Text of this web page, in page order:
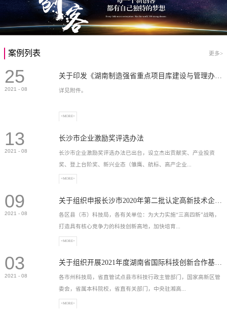
案例列表 更多>
25
2021 - 08 详见附件。
+MORE+
13
2021 - 08
长沙市企业激励奖评选办法
长沙市企业激励奖评选办法已出台，设立杰出贡献奖、产业投资
奖、登上台阶奖、新兴业态（雏鹰、航标、高产企业...
）奖等，最高奖励2...
+MORE+
09
2021 - 08
各区县（市）科技局，各有关单位：为大力实施“三高四新”战略，
打造具有核心竞争力的科技创新高地，加快培育...
高新技术企业，充分...
+MORE+
03
2021 - 08
关于组织开展2021年度湖南省国际科技创新合作基地申报工作的通知
各市州科技局，省直管试点县市科技行政主管部门，国家高新区管
委会，省属本科院校，省直有关部门，中央驻湘高...
+MORE+